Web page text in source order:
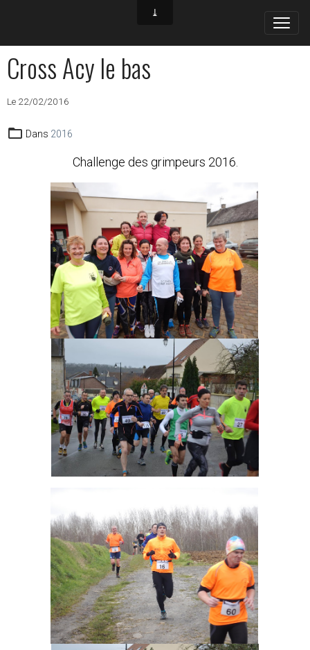
Cross Acy le bas
Le 22/02/2016
Dans 2016
Challenge des grimpeurs 2016.